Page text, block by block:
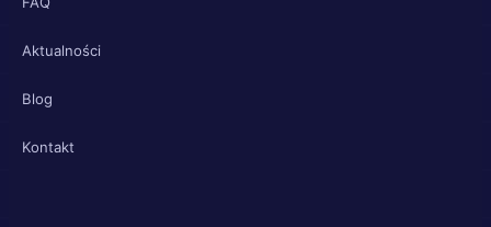
Aktualności
Blog
Kontakt